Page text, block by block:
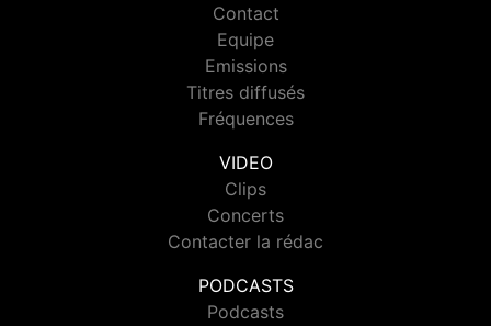
Contact
Equipe
Emissions
Titres diffusés
Fréquences
VIDEO
Clips
Concerts
Contacter la rédac
PODCASTS
Podcasts